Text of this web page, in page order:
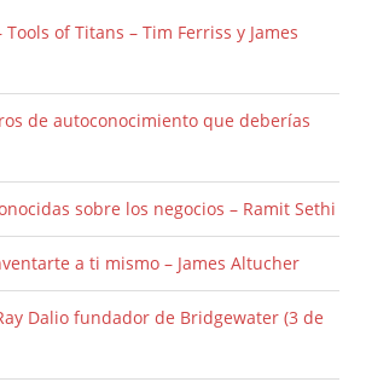
of Titans – Tim Ferriss y James
de autoconocimiento que deberías
sobre los negocios – Ramit Sethi
a ti mismo – James Altucher
Dalio fundador de Bridgewater (3 de